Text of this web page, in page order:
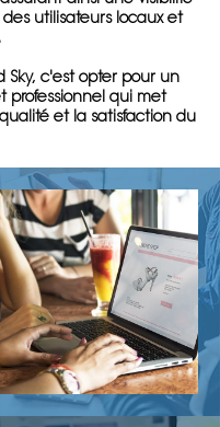
utilisateurs locaux et
Sky, c'est opter pour un
professionnel qui met
et la satisfaction du